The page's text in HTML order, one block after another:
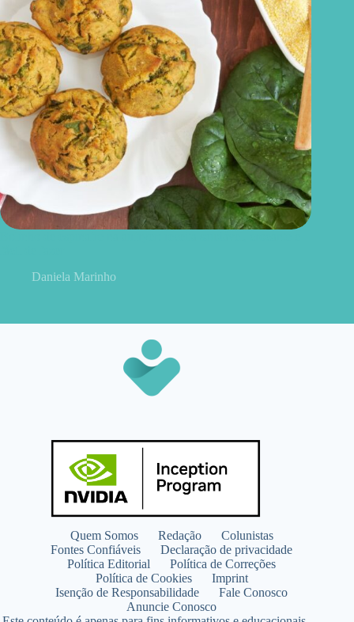
Daniela Marinho
Quem Somos Redação
Colunistas
Fontes Confiáveis
Declaração de privacidade
Política Editorial
Política de Correções
Política de Cookies
Imprint
Isenção de Responsabilidade
Fale Conosco
Anuncie Conosco